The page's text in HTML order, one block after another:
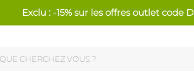
Exclu : -15% sur les offres outlet code